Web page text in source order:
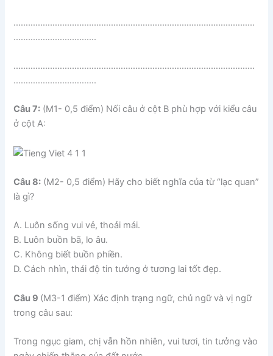
………………………………………………………………………………………
…………………………….
………………………………………………………………………………………
…………………………….
Câu 7: (M1- 0,5 điểm) Nối câu ở cột B phù hợp với kiểu câu
ở cột A:
Câu 8: (M2- 0,5 điểm) Hãy cho biết nghĩa của từ “lạc quan”
là gì?
A. Luôn sống vui vẻ, thoải mái.
B. Luôn buồn bã, lo âu.
C. Không biết buồn phiền.
D. Cách nhìn, thái độ tin tưởng ở tương lai tốt đẹp.
Câu 9 (M3-1 điểm) Xác định trạng ngữ, chủ ngữ và vị ngữ
trong câu sau:
Trong ngục giam, chị vẫn hồn nhiên, vui tươi, tin tưởng vào